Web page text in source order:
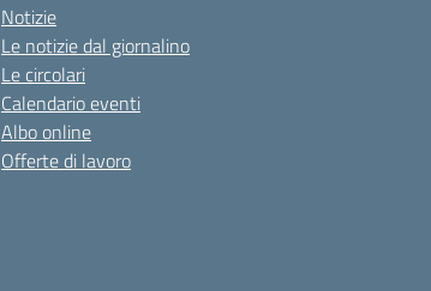
Notizie
Le notizie dal giornalino
Le circolari
Calendario eventi
Albo online
Offerte di lavoro